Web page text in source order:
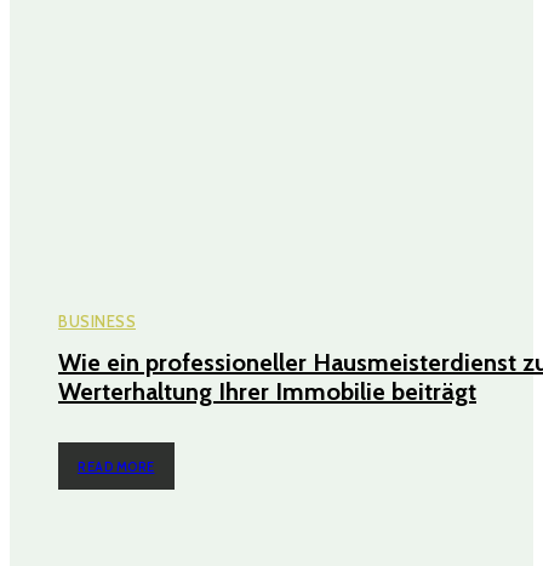
BUSINESS
Wie ein professioneller Hausmeisterdienst
Werterhaltung Ihrer Immobilie beiträgt
READ MORE